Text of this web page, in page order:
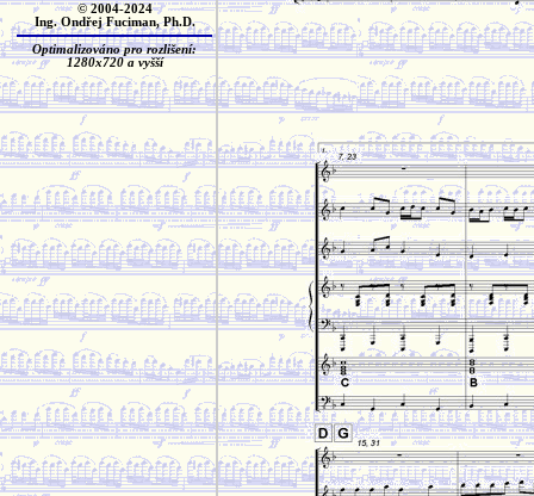
© 2004-2024
Ing. Ondřej Fuciman, Ph.D.
Optimalizováno pro rozlišení:
1280x720 a vyšší